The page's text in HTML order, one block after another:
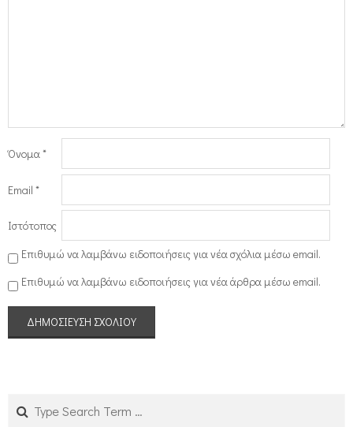
Όνομα*
Email *
Ιστότοπος
Επιθυμώ να λαμβάνω ειδοποιήσεις για νέα σχόλια μέσω email.
Επιθυμώ να λαμβάνω ειδοποιήσεις για νέα άρθρα μέσω email.